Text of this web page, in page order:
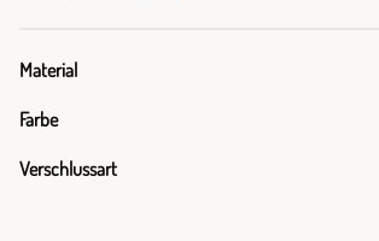
Material
Farbe
Verschlussart